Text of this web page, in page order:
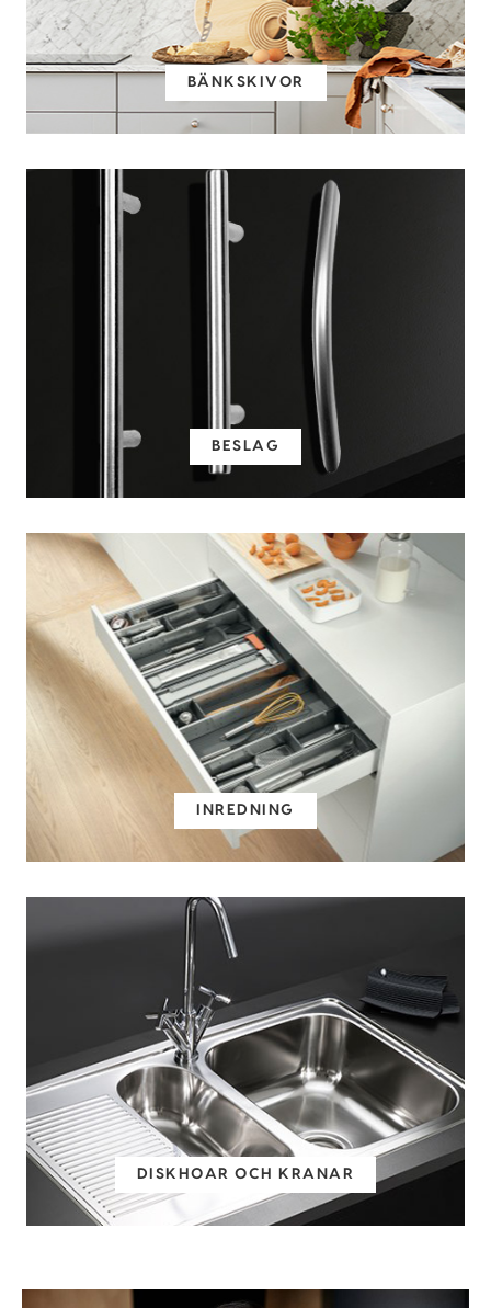
BÄNKSKIVOR
BESLAG
INREDNING
DISKHOAR OCH KRANAR